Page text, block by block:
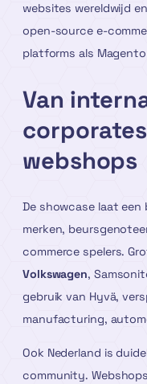
websites wereldwijd
open-source e-
platforms als Magento
Van
webshops
De showcase laat een
merken,
commerce spelers.
Volkswagen,
gebruik van Hyvä,
manufacturing,
Ook Nederland is
community.